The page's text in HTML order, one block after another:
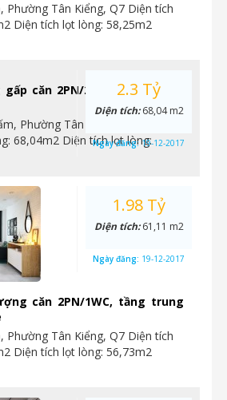
Phường Tân Kiểng, Q7 Diện tích
Diện tích lọt lòng: 58,25m2
căn 2PN/2WC tại dự án M
Phường Tân Kiểng, Quận 7
68,04m2 Diện tích lọt lòng:
2.3 Tỷ
Diện tích:68,04 m2
Ngày đăng:19-12-2017
căn 2PN/1WC, tầng trung
Phường Tân Kiểng, Q7 Diện tích
Diện tích lọt lòng: 56,73m2
1.98 Tỷ
Diện tích:61,11 m2
Ngày đăng: 19-12-2017